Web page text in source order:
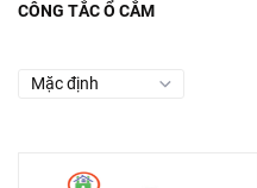
CÔNG TẮC Ổ CẮM